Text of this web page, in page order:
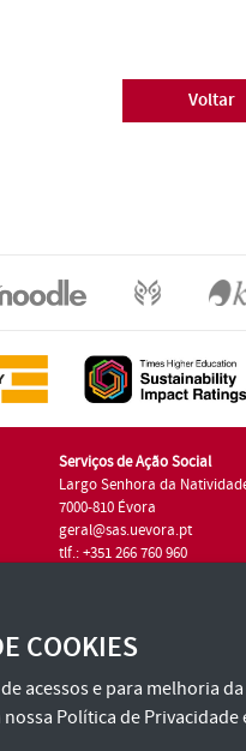
Voltar
Serviços de Ação Social
Largo Senhora da
7000-810 Évora
geral@sas.uevora.pt
tlf.: +351 266 760 960
COOKIES
acessos e para melhoria
Política de Privacidade